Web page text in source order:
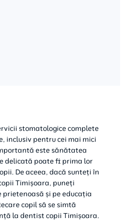
stomatologice complete
inclusiv pentru cei mai mici
este sănătatea
delicată poate fi prima lor
De aceea, dacă sunteți în
Timișoara, puneți
prietenoasă și pe educația
copil să se simtă
la dentist copii Timișoara.